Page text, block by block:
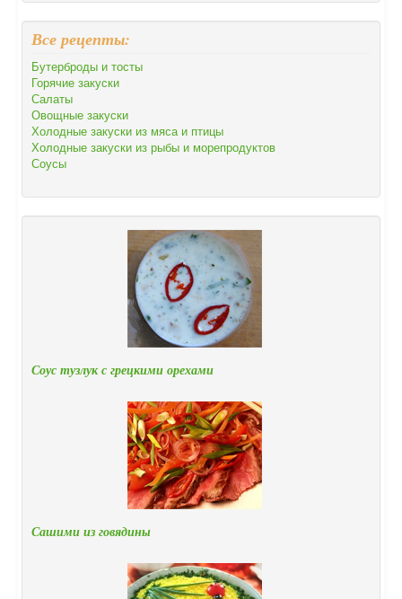
Все рецепты:
Бутерброды и тосты
Горячие закуски
Салаты
Овощные закуски
Холодные закуски из мяса и птицы
Холодные закуски из рыбы и морепродуктов
Соусы
Соус тузлук с грецкими орехами
Сашими из говядины